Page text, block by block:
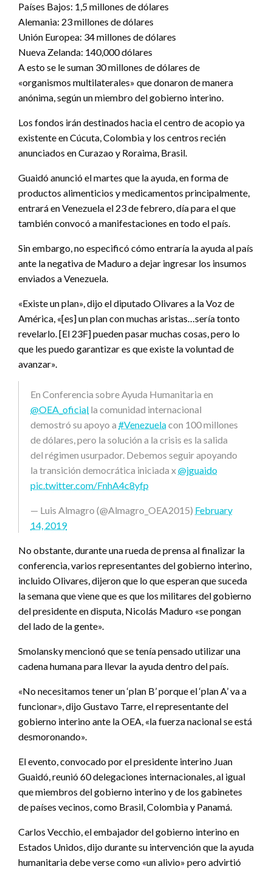
Países Bajos: 1,5 millones de dólares
Alemania: 23 millones de dólares
Unión Europea: 34 millones de dólares
Nueva Zelanda: 140,000 dólares
A esto se le suman 30 millones de dólares de
«organismos multilaterales» que donaron de manera
anónima, según un miembro del gobierno interino.
Los fondos irán destinados hacia el centro de acopio ya
existente en Cúcuta, Colombia y los centros recién
anunciados en Curazao y Roraima, Brasil.
Guaidó anunció el martes que la ayuda, en forma de
productos alimenticios y medicamentos principalmente,
entrará en Venezuela el 23 de febrero, día para el que
también convocó a manifestaciones en todo el país.
Sin embargo, no especificó cómo entraría la ayuda al país
ante la negativa de Maduro a dejar ingresar los insumos
enviados a Venezuela.
«Existe un plan», dijo el diputado Olivares a la Voz de
América, «[es] un plan con muchas aristas…sería tonto
revelarlo. [El 23F] pueden pasar muchas cosas, pero lo
que les puedo garantizar es que existe la voluntad de
avanzar».
En Conferencia sobre Ayuda Humanitaria en
@OEA_oficial la comunidad internacional
demostró su apoyo a #Venezuelacon 100 millones
de dólares, pero la solución a la crisis es la salida
del régimen usurpador. Debemos seguir apoyando
la transición democrática iniciada x@jguaido
pic.twitter.com/FnhA4c8yfp
— Luis Almagro (@Almagro_OEA2015) February
14, 2019
No obstante, durante una rueda de prensa al finalizar la
conferencia, varios representantes del gobierno interino,
incluido Olivares, dijeron que lo que esperan que suceda
la semana que viene que es que los militares del gobierno
del presidente en disputa, Nicolás Maduro «se pongan
del lado de la gente».
Smolansky mencionó que se tenía pensado utilizar una
cadena humana para llevar la ayuda dentro del país.
«No necesitamos tener un ‘plan B’ porque el ‘plan A’ va a
funcionar», dijo Gustavo Tarre, el representante del
gobierno interino ante la OEA, «la fuerza nacional se está
desmoronando».
El evento, convocado por el presidente interino Juan
Guaidó, reunió 60 delegaciones internacionales, al igual
que miembros del gobierno interino y de los gabinetes
de países vecinos, como Brasil, Colombia y Panamá.
Carlos Vecchio, el embajador del gobierno interino en
Estados Unidos, dijo durante su intervención que la ayuda
humanitaria debe verse como «un alivio» pero advirtió